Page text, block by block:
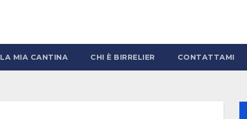
LA MIA CANTINA CHI È BIRRELIER CONTATTAMI